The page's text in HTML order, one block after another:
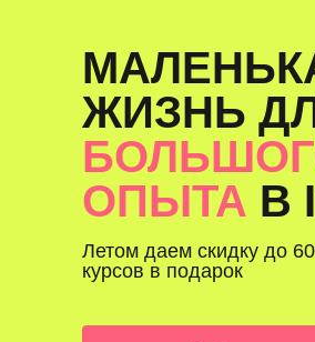
Летом даем скидку до
курсов в подарок
ЖИЗНЬ
ОПЫТА В